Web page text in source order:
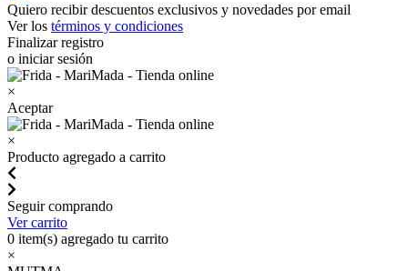
Quiero recibir descuentos exclusivos y novedades por email
Ver los términos y condiciones
Finalizar registro
o iniciar sesión
×
Aceptar
×
Producto agregado a carrito
Seguir comprando
Ver carrito
0 item(s) agregado tu carrito
×